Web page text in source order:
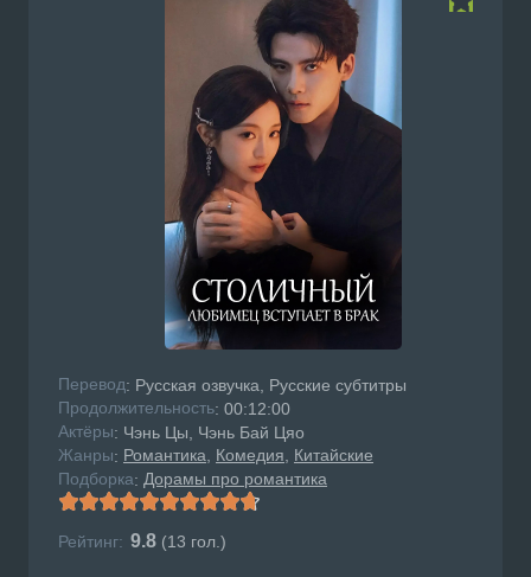
Перевод: Русская озвучка, Русские субтитры
Продолжительность: 00:12:00
Актёры: Чэнь Цы, Чэнь Бай Цяо
Жанры: Романтика Комедия
Китайские
Подборка: Дорамы про романтика
Рейтинг: 9.8 (13 гол.)